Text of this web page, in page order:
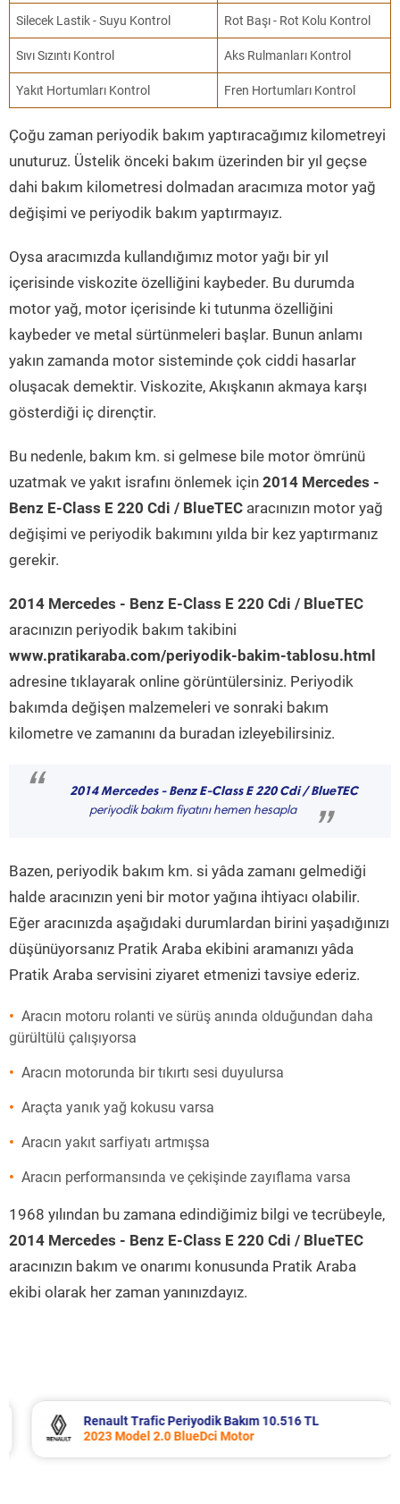
Silecek Lastik - Suyu Kontrol Rot Başı - Rot Kolu Kontrol
Sıvı Sızıntı Kontrol Aks Rulmanları Kontrol
Yakıt Hortumları Kontrol Fren Hortumları Kontrol
Çoğu zaman periyodik bakım yaptıracağımız kilometreyi
unuturuz. Üstelik önceki bakım üzerinden bir yıl geçse
dahi bakım kilometresi dolmadan aracımıza motor yağ
değişimi ve periyodik bakım yaptırmayız.
Oysa aracımızda kullandığımız motor yağı bir yıl
içerisinde viskozite özelliğini kaybeder. Bu durumda
motor yağ, motor içerisinde ki tutunma özelliğini
kaybeder ve metal sürtünmeleri başlar. Bunun anlamı
yakın zamanda motor sisteminde çok ciddi hasarlar
oluşacak demektir. Viskozite, Akışkanın akmaya karşı
gösterdiği iç dirençtir.
Bu nedenle, bakım km. si gelmese bile motor ömrünü
uzatmak ve yakıt israfını önlemek için 2014 Mercedes -
Benz E-Class E 220 Cdi / BlueTEC aracınızın motor yağ
değişimi ve periyodik bakımını yılda bir kez yaptırmanız
gerekir.
2014 Mercedes - Benz E-Class E 220 Cdi / BlueTEC
aracınızın periyodik bakım takibini
www.pratikaraba.com/periyodik-bakim-tablosu.html
adresine tıklayarak online görüntülersiniz. Periyodik
bakımda değişen malzemeleri ve sonraki bakım
kilometre ve zamanını da buradan izleyebilirsiniz.
“ 2014 Mercedes - Benz E-Class E 220 Cdi / BlueTEC
periyodik bakım fiyatını hemen hesapla ”
Bazen, periyodik bakım km. si yâda zamanı gelmediği
halde aracınızın yeni bir motor yağına ihtiyacı olabilir.
Eğer aracınızda aşağıdaki durumlardan birini yaşadığınızı
düşünüyorsanız Pratik Araba ekibini aramanızı yâda
Pratik Araba servisini ziyaret etmenizi tavsiye ederiz.
Aracın motoru rolanti ve sürüş anında olduğundan daha
gürültülü çalışıyorsa
Aracın motorunda bir tıkırtı sesi duyulursa
Araçta yanık yağ kokusu varsa
Aracın yakıt sarfiyatı artmışsa
Aracın performansında ve çekişinde zayıflama varsa
1968 yılından bu zamana edindiğimiz bilgi ve tecrübeyle,
2014 Mercedes - Benz E-Class E 220 Cdi / BlueTEC
aracınızın bakım ve onarımı konusunda Pratik Araba
ekibi olarak her zaman yanınızdayız.
Renault Trafic Periyodik Bakım 10.516 TL
2023 Model 2.0 BlueDci Motor